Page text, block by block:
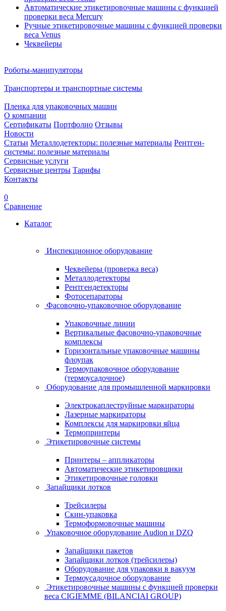
Автоматические этикетировочные машины с функцией
проверки веса Mercury
Ручные этикетировочные машины с функцией проверки
веса Venus
Чеквейеры
Роботы-манипуляторы
Транспортеры и транспортные системы
Пленка для упаковочных машин
О компании
Сертификаты Портфолио Отзывы
Новости
Статьи Металлодетекторы: полезные материалы Рентген-
системы: полезные материалы
Сервисные услуги
Сервисные центры Тарифы
Контакты
0
Сравнение
Каталог
Инспекционное оборудование
Чеквейеры (проверка веса)
Металлодетекторы
Рентгендетекторы
Фотосепараторы
Фасовочно-упаковочное оборудование
Упаковочные линии
Вертикальные фасовочно-упаковочные
комплексы
Горизонтальные упаковочные машины
флоупак
Термоупаковочное оборудование
(термоусадочное)
Оборудование для промышленной маркировки
Электрокаплеструйные маркираторы
Лазерные маркираторы
Комплексы для маркировки яйца
Термопринтеры
Этикетировочные системы
Принтеры – аппликаторы
Автоматические этикетировщики
Этикетировочные головки
Запайщики лотков
Трейсилеры
Скин-упаковка
Термоформовочные машины
Упаковочное оборудование Audion и DZQ
Запайщики пакетов
Запайщики лотков (трейсилеры)
Оборудование для упаковки в вакуум
Термоусадочное оборудование
Этикетировочные машины с функцией проверки
веса CIGIEMME (BILANCIAI GROUP)